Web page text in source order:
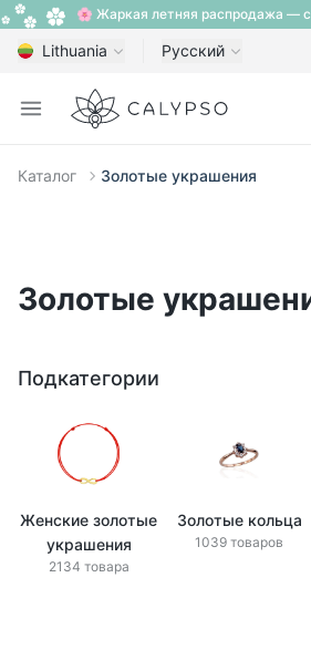
🌸 Жаркая летняя распродажа —
Lithuania Русский
Open menu
Calypso
Каталог Золотые украшения
Золотые
Подкатегории
Женские золотые
украшения
2134 товара
Золотые кольца
1039 товаров